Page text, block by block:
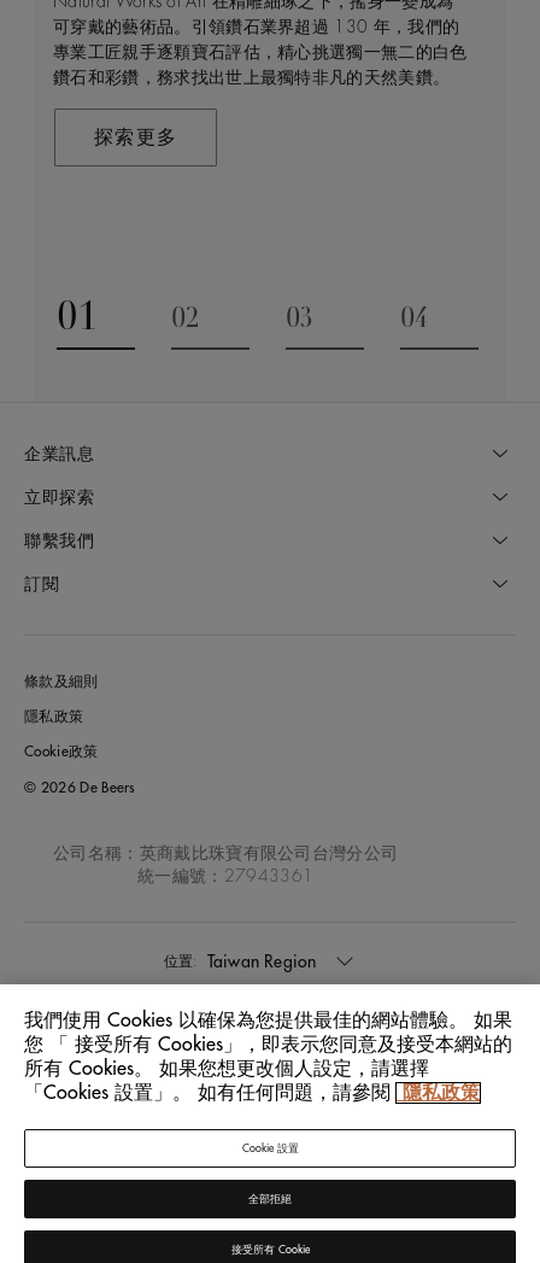
可穿戴的藝術品。引領鑽石業界超過 130 年，我們的
專業工匠親手逐顆寶石評估，精心挑選獨一無二的白色
鑽石和彩鑽，務求找出世上最獨特非凡的天然美鑽。
探索更多
每個階段 —— 從鑽石原石的開採到打造成世代相傳的
瑰寶 —— 均擁有舉足輕重的獨特地位。 我們探索並揭
示大自然的珍稀寶藏所潛藏的醉人魅力，精心創造出工
在這趟追尋極致瑰寶的旅程，對完美的追求與卓越的專
和製作過程中的所有人而言，鑽石都是大自然的瑰寶。
因此我們致力確保每顆鑽石都能對開採地當地的人民和
環境帶來長久的正面影響。我們將此承諾稱為「建設永
探索更多
能為您提供度身訂造的購物體驗。預約親臨精品店或線
上購物體驗，即可透過私人諮詢得到專家協助和指導。
聯絡我們
01
Go to slide 1
02
03
04
企業訊息
立即探索
聯繫我們
訂閱
條款及細則
隱私政策
Cookie政策
© 2026 De Beers
公司名稱：英商戴比珠寶有限公司台灣分公司
統一編號：27943361
位置: Taiwan Region
語言: 中文
我們使用 Cookies 以確保為您提供最佳的網站體驗。 如果
您 「 接受所有 Cookies」，即表示您同意及接受本網站的
所有 Cookies。 如果您想更改個人設定，請選擇
「Cookies 設置」。 如有任何問題，請參閱
隱私政策
Cookie 設置
全部拒絕
接受所有 Cookie